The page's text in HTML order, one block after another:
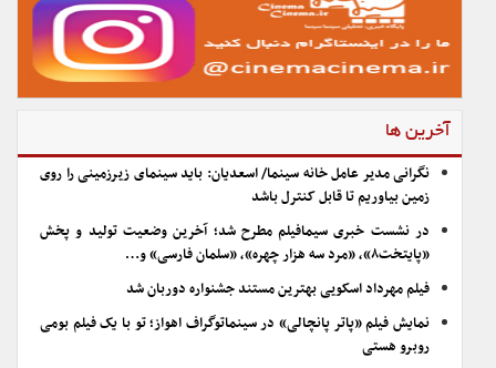
آخرین ها
نگرانی مدیر عامل خانه سینما/ اسعدیان: باید سینمای زیرزمینی را روی
زمین بیاوریم تا قابل کنترل باشد
در نشست خبری سیمافیلم مطرح شد؛ آخرین وضعیت تولید و پخش
«پایتخت۸»، «مرد سه هزار چهره»، «سلمان فارسی» و…
فیلم مهرداد اسکویی بهترین مستند جشنواره دوربان شد
نمایش فیلم «پاتر پانچالی» در سینماتوگراف اهواز؛ تو با یک فیلم بومی
روبرو هستی